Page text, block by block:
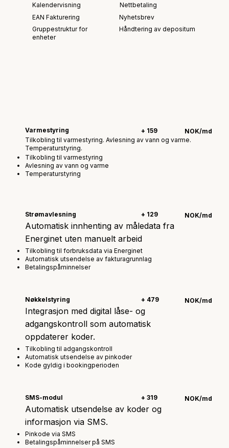
Kalendervisning
Nettbetaling
EAN Fakturering
Nyhetsbrev
Gruppestruktur for
enheter
Håndtering av depositum
Varmestyring + 159
NOK/md
Tilkobling til varmestyring. Avlesning av vann og varme.
Temperaturstyring.
Tilkobling til varmestyring
Avlesning av vann og varme
Temperaturstyring
Strømavlesning + 129 NOK/md
Automatisk innhenting av måledata fra
Energinet uten manuelt arbeid
Tilkobling til forbruksdata via Energinet
Automatisk utsendelse av fakturagrunnlag
Betalingspåminnelser
Nøkkelstyring + 479 NOK/md
Integrasjon med digital låse- og
adgangskontroll som automatisk
oppdaterer koder.
Tilkobling til adgangskontroll
Automatisk utsendelse av pinkoder
Kode gyldig i bookingperioden
SMS-modul + 319 NOK/md
Automatisk utsendelse av koder og
informasjon via SMS.
Pinkode via SMS
Betalingspåminnelser på SMS